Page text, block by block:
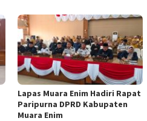
Lapas Muara Enim Hadiri Rapat
Paripurna DPRD Kabupaten
Muara Enim